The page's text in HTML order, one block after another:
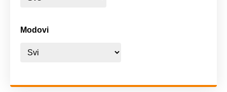
Modovi